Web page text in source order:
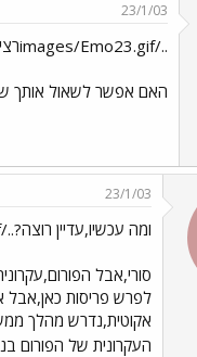
23/1/03
../images/Emo23.gifרציתי לדעת
האם אפשר לשאול אותך
23/1/03
ומה עכשיו,עדיין רוצה?../images/Emo3.gif
סורי,אבל
לפרש פריסות כאן,אבל
אקוטית,נדרש מהלך
העקרונית של הפורום